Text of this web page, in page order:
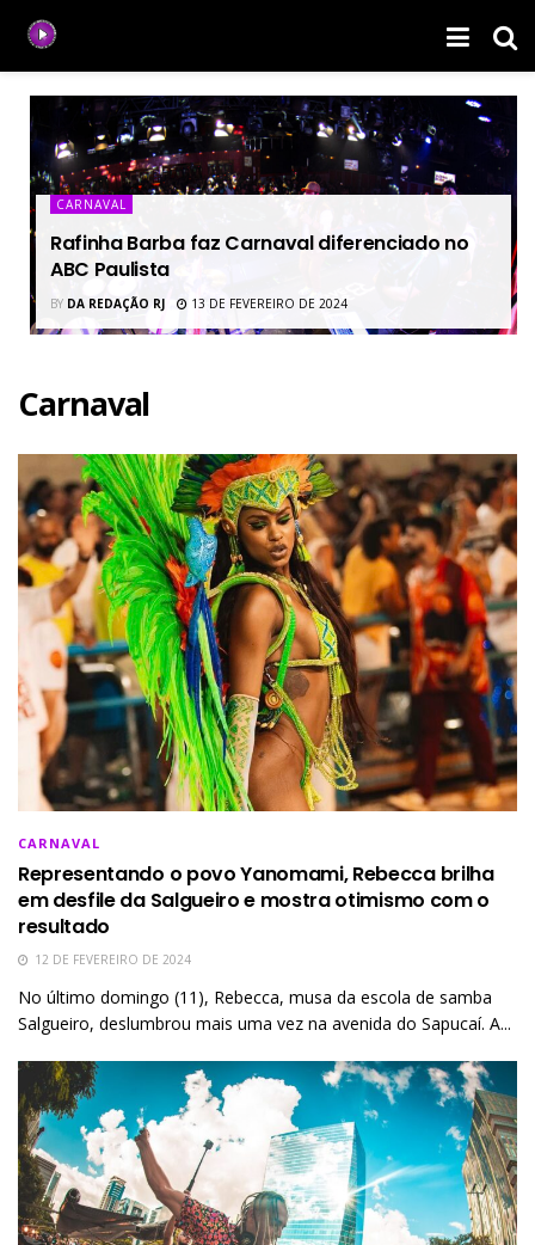
CARNAVAL
Rafinha Barba faz Carnaval diferenciado no
ABC Paulista
BY DA REDAÇÃO RJ 13 DE FEVEREIRO DE 2024
Carnaval
CARNAVAL
Representando o povo Yanomami, Rebecca brilha
em desfile da Salgueiro e mostra otimismo com o
resultado
12 DE FEVEREIRO DE 2024
No último domingo (11), Rebecca, musa da escola de samba
Salgueiro, deslumbrou mais uma vez na avenida do Sapucaí. A...